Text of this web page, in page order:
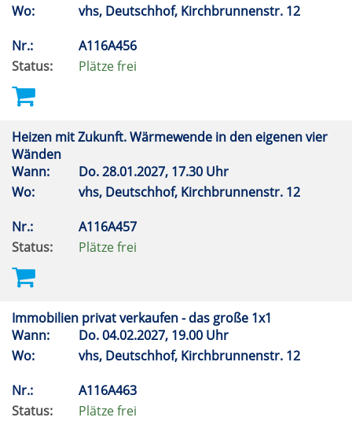
Wo:
vhs, Deutschhof, Kirchbrunnenstr. 12
Nr.:
A116A456
Status:
Plätze frei
Heizen mit Zukunft. Wärmewende in den eigenen vier
Wänden
Wann:
Do.28.01.2027, 17.30 Uhr
Wo:
vhs, Deutschhof, Kirchbrunnenstr. 12
Nr.:
A116A457
Status:
Plätze frei
Immobilien privat verkaufen - das große 1x1
Wann:
Do.04.02.2027, 19.00 Uhr
Wo:
vhs, Deutschhof, Kirchbrunnenstr. 12
Nr.:
A116A463
Status:
Plätze frei